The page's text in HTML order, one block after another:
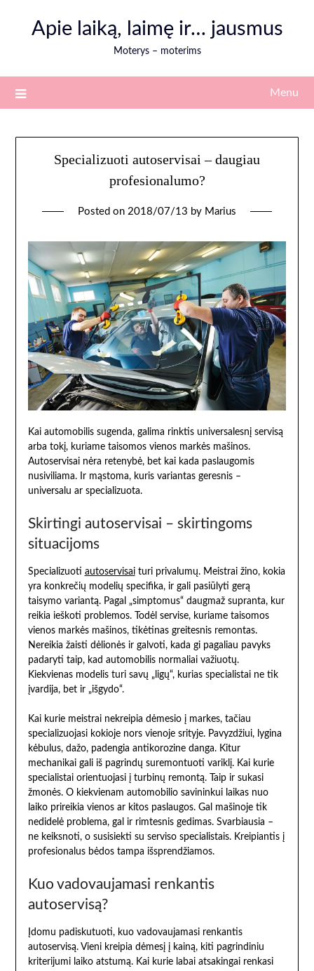
Apie laiką, laimę ir… jausmus
Moterys – moterims
Menu
Specializuoti autoservisai – daugiau
profesionalumo?
Posted on 2018/07/13 by Marius
Kai automobilis sugenda, galima rinktis universalesnį servisą
arba tokį, kuriame taisomos vienos markės mašinos.
Autoservisai nėra retenybė, bet kai kada paslaugomis
nusiviliama. Ir mąstoma, kuris variantas geresnis –
universalu ar specializuota.
Skirtingi autoservisai – skirtingoms
situacijoms
Specializuoti autoservisaituri privalumų. Meistrai žino, kokia
yra konkrečių modelių specifika, ir gali pasiūlyti gerą
taisymo variantą. Pagal „simptomus“ daugmaž supranta, kur
reikia ieškoti problemos. Todėl servise, kuriame taisomos
vienos markės mašinos, tikėtinas greitesnis remontas.
Nereikia žaisti dėlionės ir galvoti, kada gi pagaliau pavyks
padaryti taip, kad automobilis normaliai važiuotų.
Kiekvienas modelis turi savų „ligų“, kurias specialistai ne tik
įvardija, bet ir „išgydo“.
Kai kurie meistrai nekreipia dėmesio į markes, tačiau
specializuojasi kokioje nors vienoje srityje. Pavyzdžiui, lygina
kėbulus, dažo, padengia antikorozine danga. Kitur
mechanikai gali iš pagrindų suremontuoti variklį. Kai kurie
specialistai orientuojasi į turbinų remontą. Taip ir sukasi
žmonės. O kiekvienam automobilio savininkui laikas nuo
laiko prireikia vienos ar kitos paslaugos. Gal mašinoje tik
nedidelė problema, gal ir rimtesnis gedimas. Svarbiausia –
ne keiksnoti, o susisiekti su serviso specialistais. Kreipiantis į
profesionalus bėdos tampa išsprendžiamos.
Kuo vadovaujamasi renkantis
autoservisą?
Įdomu padiskutuoti, kuo vadovaujamasi renkantis
autoservisą. Vieni kreipia dėmesį į kainą, kiti pagrindiniu
kriterijumi laiko atstumą. Kai kurie labai atsakingai renkasi